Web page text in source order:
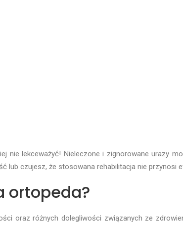
nie lekceważyć! Nieleczone i zignorowane urazy
lub czujesz, że stosowana rehabilitacja nie
ortopeda?
oraz różnych dolegliwości związanych ze